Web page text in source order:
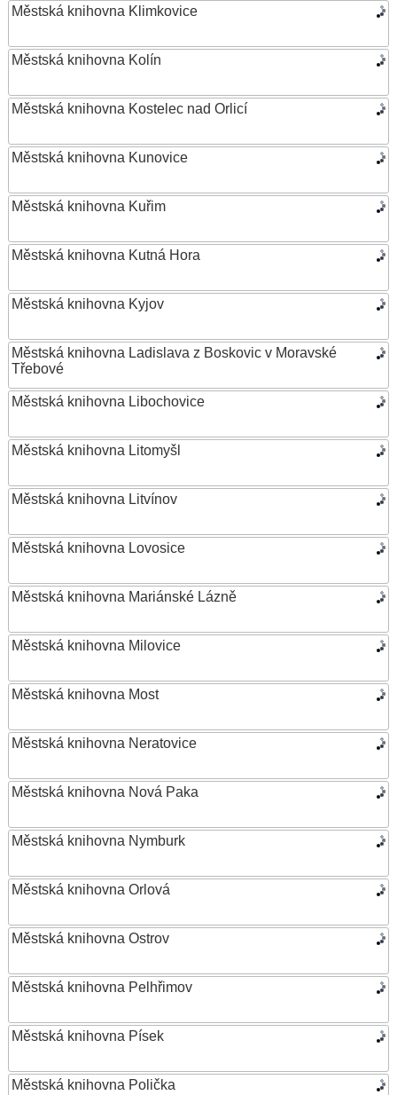
Městská knihovna Klimkovice
Městská knihovna Kolín
Městská knihovna Kostelec nad Orlicí
Městská knihovna Kunovice
Městská knihovna Kuřim
Městská knihovna Kutná Hora
Městská knihovna Kyjov
Městská knihovna Ladislava z Boskovic v Moravské
Třebové
Městská knihovna Libochovice
Městská knihovna Litomyšl
Městská knihovna Litvínov
Městská knihovna Lovosice
Městská knihovna Mariánské Lázně
Městská knihovna Milovice
Městská knihovna Most
Městská knihovna Neratovice
Městská knihovna Nová Paka
Městská knihovna Nymburk
Městská knihovna Orlová
Městská knihovna Ostrov
Městská knihovna Pelhřimov
Městská knihovna Písek
Městská knihovna Polička